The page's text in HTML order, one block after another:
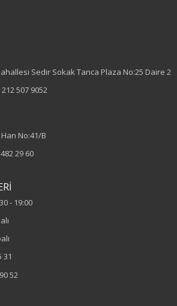
Sedir Sokak Tanca Plaza No:25 Daire 2
212 507 9052
Han No:41/B
29 60
- 19:00
31
52